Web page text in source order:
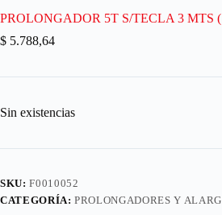
PROLONGADOR 5T S/TECLA 3 MTS
$ 5.788,64
Sin existencias
SKU:F0010052
CATEGORÍA:PROLONGADORES Y